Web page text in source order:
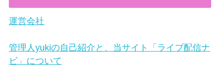
運営会社
管理人yukiの自己紹介と、当サイト「ライブ配信ナ
ビ」について